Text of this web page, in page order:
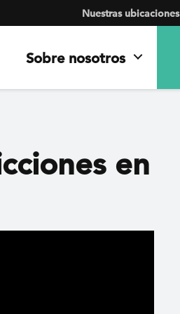
Sobre nosotros
Nuestras ubicaciones
en